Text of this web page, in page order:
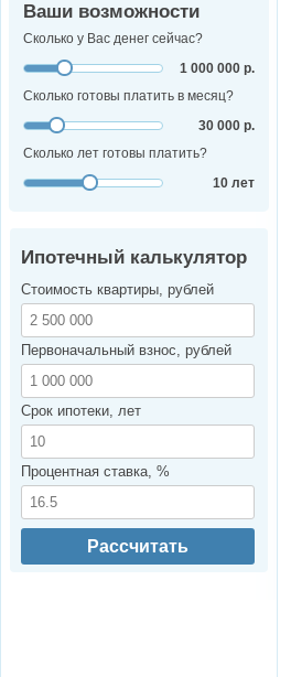
Ваши возможности
Сколько у Вас денег сейчас?
1 000 000 р.
Сколько готовы платить в месяц?
30 000 р.
Сколько лет готовы платить?
10 лет
Ипотечный калькулятор
Стоимость квартиры, рублей
Первоначальный взнос, рублей
Срок ипотеки, лет
Процентная ставка, %
Рассчитать